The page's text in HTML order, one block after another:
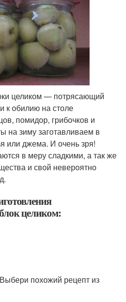
целиком — потрясающий
к обилию на столе
помидор, грибочков и
на зиму заготавливаем в
или джема. И очень зря!
в меру сладкими, а так же
и свой невероятно
целиком:
похожий рецепт из